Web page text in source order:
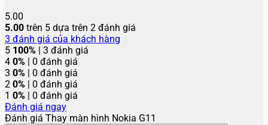
5.00
5.00 trên 5 dựa trên 2 đánh giá
3 đánh giá của khách hàng
5 100% | 3 đánh giá
4 0% | 0 đánh giá
3 0% | 0 đánh giá
2 0% | 0 đánh giá
1 0% | 0 đánh giá
Đánh giá ngay
Đánh giá Thay màn hình Nokia G11